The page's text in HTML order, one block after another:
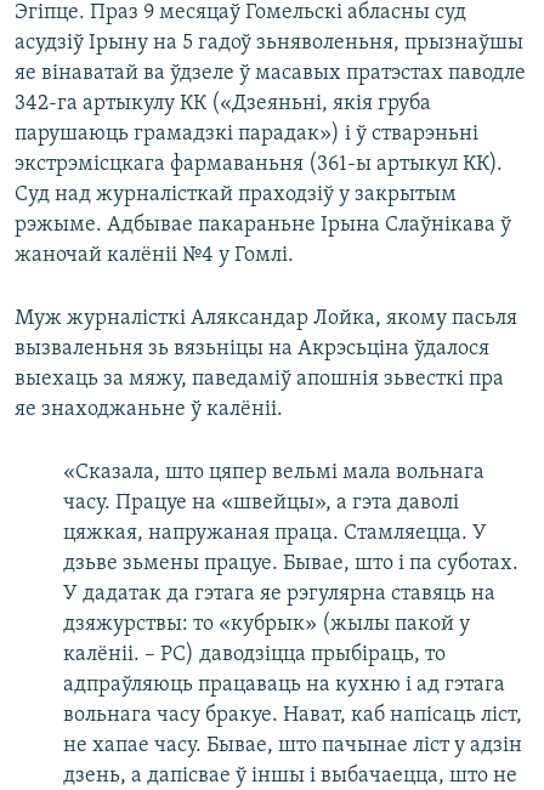
Эгіпце. Праз 9 месяцаў Гомельскі абласны суд
асудзіў Ірыну на 5 гадоў зьняволеньня, прызнаўшы
яе вінаватай ва ўдзеле ў масавых пратэстах паводле
342-га артыкулу КК («Дзеяньні, якія груба
парушаюць грамадзкі парадак») і ў стварэньні
экстрэмісцкага фармаваньня (361-ы артыкул КК).
Суд над журналісткай праходзіў у закрытым
рэжыме. Адбывае пакараньне Ірына Слаўнікава ў
жаночай калёніі №4 у Гомлі.
Муж журналісткі Аляксандар Лойка, якому пасьля
вызваленьня зь вязьніцы на Акрэсьціна ўдалося
выехаць за мяжу, паведаміў апошнія зьвесткі пра
яе знаходжаньне ў калёніі.
«Сказала, што цяпер вельмі мала вольнага
часу. Працуе на «швейцы», а гэта даволі
цяжкая, напружаная праца. Стамляецца. У
дзьве зьмены працуе. Бывае, што і па суботах.
У дадатак да гэтага яе рэгулярна ставяць на
дзяжурствы: то «кубрык» (жылы пакой у
калёніі. – РС) даводзіцца прыбіраць, то
адпраўляюць працаваць на кухню і ад гэтага
вольнага часу бракуе. Нават, каб напісаць ліст,
не хапае часу. Бывае, што пачынае ліст у адзін
дзень, а дапісвае ў іншы і выбачаецца, што не